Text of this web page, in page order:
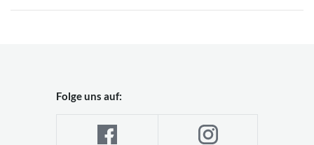
Folge uns auf: